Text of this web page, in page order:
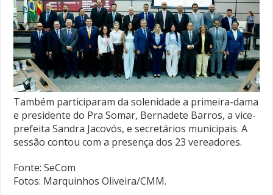
Também participaram da solenidade a primeira-dama
e presidente do Pra Somar, Bernadete Barros, a vice-
prefeita Sandra Jacovós, e secretários municipais. A
sessão contou com a presença dos 23 vereadores.
Fonte: SeCom
Fotos: Marquinhos Oliveira/CMM.